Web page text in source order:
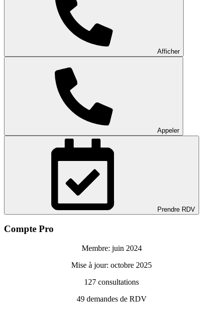
Afficher
Appeler
Prendre RDV
Compte Pro
Membre: juin 2024
Mise à jour: octobre 2025
127 consultations
49demandes de RDV